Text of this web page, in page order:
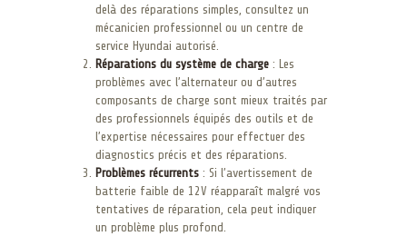
delà des réparations simples, consultez un
mécanicien professionnel ou un centre de
service Hyundai autorisé.
Réparations du système de charge : Les
problèmes avec l’alternateur ou d’autres
composants de charge sont mieux traités par
des professionnels équipés des outils et de
l’expertise nécessaires pour effectuer des
diagnostics précis et des réparations.
Problèmes récurrents : Si l’avertissement de
batterie faible de 12V réapparaît malgré vos
tentatives de réparation, cela peut indiquer
un problème plus profond.